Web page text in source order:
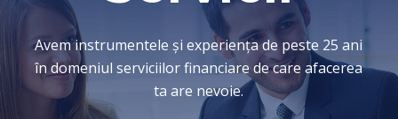
Avem instrumentele și experiența de peste 25 ani
în domeniul serviciilor financiare de care afacerea
ta are nevoie.